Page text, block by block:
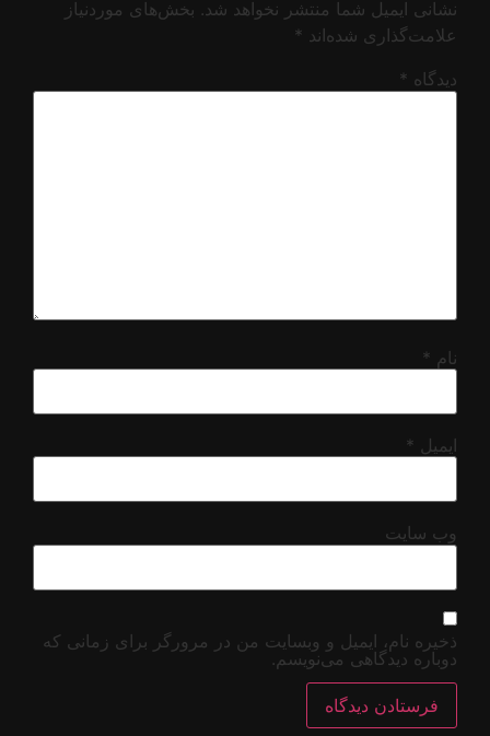
موردنیاز
برای زمانی که